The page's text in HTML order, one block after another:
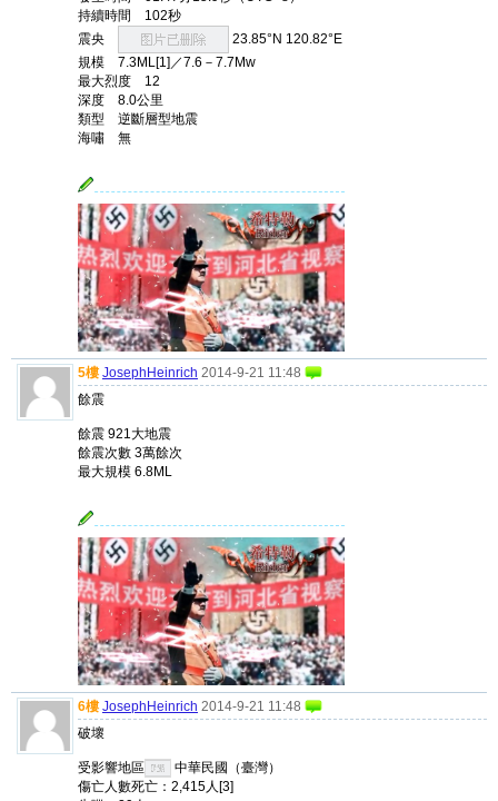
持續時間 102秒
震央
23.85°N 120.82°E
規模 7.3ML[1]／7.6－7.7Mw
最大烈度 12
深度 8.0公里
類型 逆斷層型地震
海嘯 無
5樓 JosephHeinrich 2014-9-21 11:48
餘震
餘震 921大地震
餘震次數 3萬餘次
最大規模 6.8ML
6樓 JosephHeinrich 2014-9-21 11:48
破壞
受影響地區
中華民國（臺灣）
傷亡人數死亡：2,415人[3]